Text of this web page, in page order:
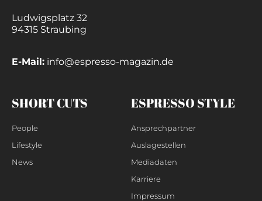
Ludwigsplatz 32
94315 Straubing
E-Mail: info@espresso-magazin.de
SHORT CUTS
People
Lifestyle
News
ESPRESSO STYLE
Ansprechpartner
Auslagestellen
Mediadaten
Karriere
Impressum